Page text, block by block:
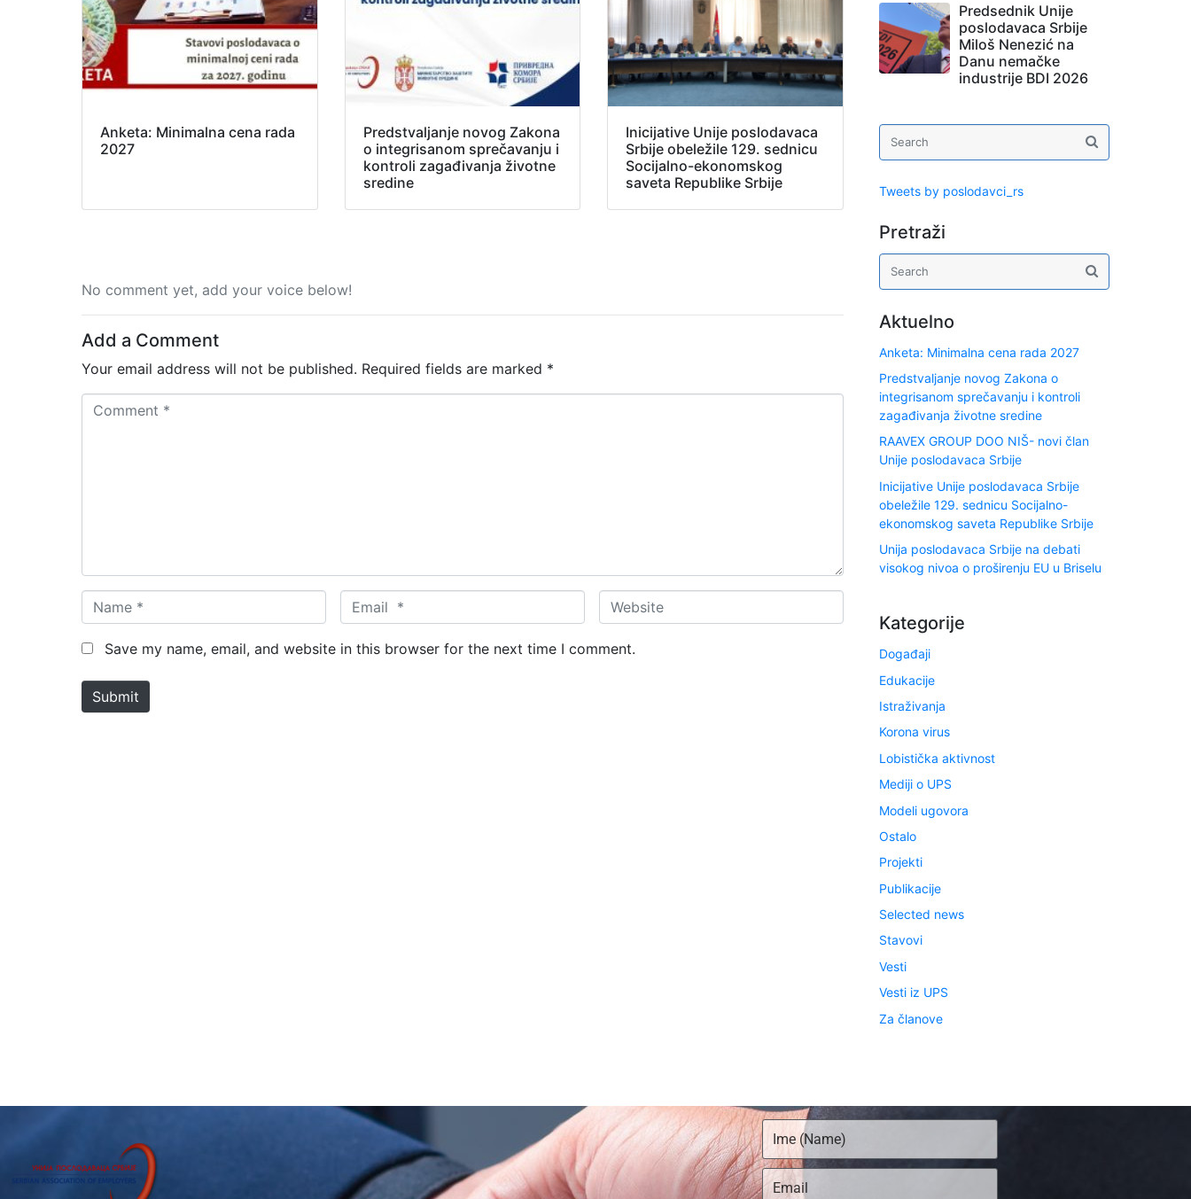
Anketa: Minimalna cena rada
2027
Predstvaljanje novog Zakona
o integrisanom sprečavanju i
kontroli zagađivanja životne
sredine
Inicijative Unije poslodavaca
Srbije obeležile 129. sednicu
Socijalno-ekonomskog
saveta Republike Srbije
No comment yet, add your voice below!
Add a Comment
Your email address will not be published. Required fields are marked *
a
m
*
m
a
W
e
b
Save my name, email, and website in this browser for the next time I comment.
Submit
Predsednik Unije
poslodavaca Srbije
Miloš Nenezić na
Danu nemačke
industrije BDI 2026
Tweets by poslodavci_rs
Pretraži
Aktuelno
Anketa: Minimalna cena rada 2027
Predstvaljanje novog Zakona o
integrisanom sprečavanju i kontroli
zagađivanja životne sredine
RAAVEX GROUP DOO NIŠ- novi član
Unije poslodavaca Srbije
Inicijative Unije poslodavaca Srbije
obeležile 129. sednicu Socijalno-
ekonomskog saveta Republike Srbije
Unija poslodavaca Srbije na debati
visokog nivoa o proširenju EU u Briselu
Kategorije
Događaji
Edukacije
Istraživanja
Korona virus
Lobistička aktivnost
Mediji o UPS
Modeli ugovora
Ostalo
Projekti
Publikacije
Selected news
Stavovi
Vesti
Vesti iz UPS
Za članove